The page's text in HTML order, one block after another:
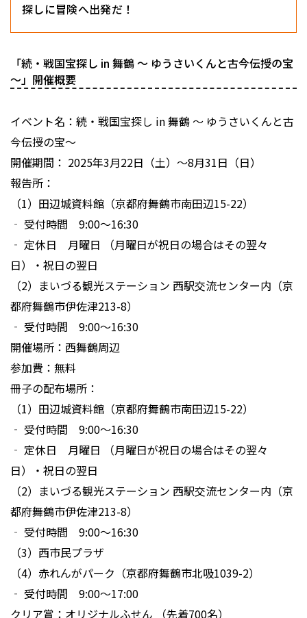
探しに冒険へ出発だ！
「続・戦国宝探し in 舞鶴 ～ ゆうさいくんと古今伝授の宝
～」開催概要
イベント名：続・戦国宝探し in 舞鶴 〜 ゆうさいくんと古
今伝授の宝〜
開催期間： 2025年3月22日（土）〜8月31日（日）
報告所：
（1）田辺城資料館（京都府舞鶴市南田辺15-22）
‐ 受付時間 9:00〜16:30
‐ 定休日 月曜日 （月曜日が祝日の場合はその翌々
日）・祝日の翌日
（2）まいづる観光ステーション 西駅交流センター内（京
都府舞鶴市伊佐津213-8）
‐ 受付時間 9:00〜16:30
開催場所：西舞鶴周辺
参加費：無料
冊子の配布場所：
（1）田辺城資料館（京都府舞鶴市南田辺15-22）
‐ 受付時間 9:00〜16:30
‐ 定休日 月曜日 （月曜日が祝日の場合はその翌々
日）・祝日の翌日
（2）まいづる観光ステーション 西駅交流センター内（京
都府舞鶴市伊佐津213-8）
‐ 受付時間 9:00〜16:30
（3）西市民プラザ
（4）赤れんがパーク（京都府舞鶴市北吸1039-2）
‐ 受付時間 9:00〜17:00
クリア賞：オリジナルふせん （先着700名）